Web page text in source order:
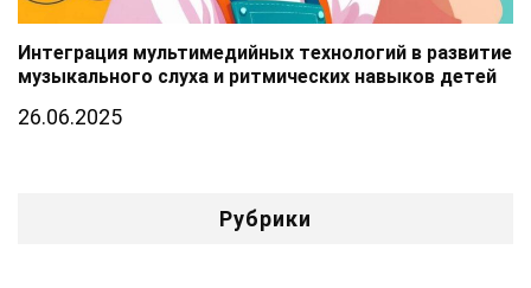
Интеграция мультимедийных технологий в развитие
музыкального слуха и ритмических навыков детей
26.06.2025
Рубрики